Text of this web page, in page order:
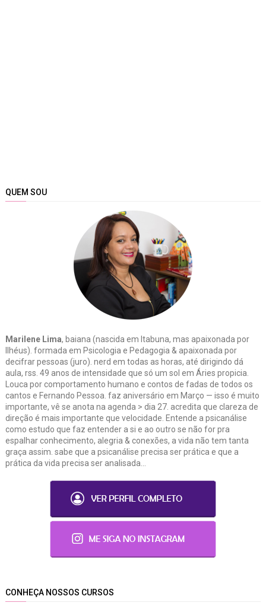
QUEM SOU
Marilene Lima, baiana (nascida em Itabuna, mas apaixonada por
Ilhéus). formada em Psicologia e Pedagogia & apaixonada por
decifrar pessoas (juro). nerd em todas as horas, até dirigindo dá
aula, rss. 49 anos de intensidade que só um sol em Áries propicia.
Louca por comportamento humano e contos de fadas de todos os
cantos e Fernando Pessoa. faz aniversário em Março — isso é muito
importante, vê se anota na agenda > dia 27. acredita que clareza de
direção é mais importante que velocidade. Entende a psicanálise
como estudo que faz entender a si e ao outro se não for pra
espalhar conhecimento, alegria & conexões, a vida não tem tanta
graça assim. sabe que a psicanálise precisa ser prática e que a
prática da vida precisa ser analisada...
CONHEÇA NOSSOS CURSOS